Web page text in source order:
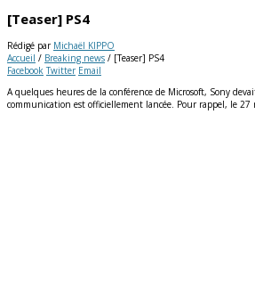
[Teaser] PS4
Rédigé par Michaël KIPPO
Accueil / Breaking news / [Teaser] PS4
Facebook Twitter Email
A quelques heures de la conférence de Microsoft, Sony
communication est officiellement lancée. Pour rappel, le